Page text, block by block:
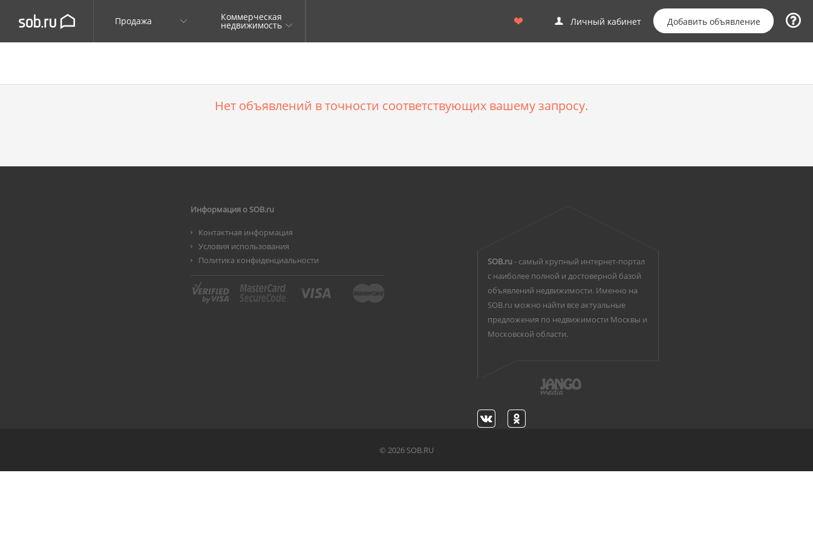
Продажа Коммерческая
недвижимость Личный кабинет Добавить объявление
Нет объявлений в точности соответствующих вашему запросу.
Информация о SOB.ru
Контактная информация
Условия использования
Политика конфиденциальности
SOB.ru- самый крупный интернет-портал
с наиболее полной и достоверной базой
объявлений недвижимости. Именно на
SOB.ru можно найти все актуальные
предложения по недвижимости Москвы и
Московской области.
© 2026 SOB.RU